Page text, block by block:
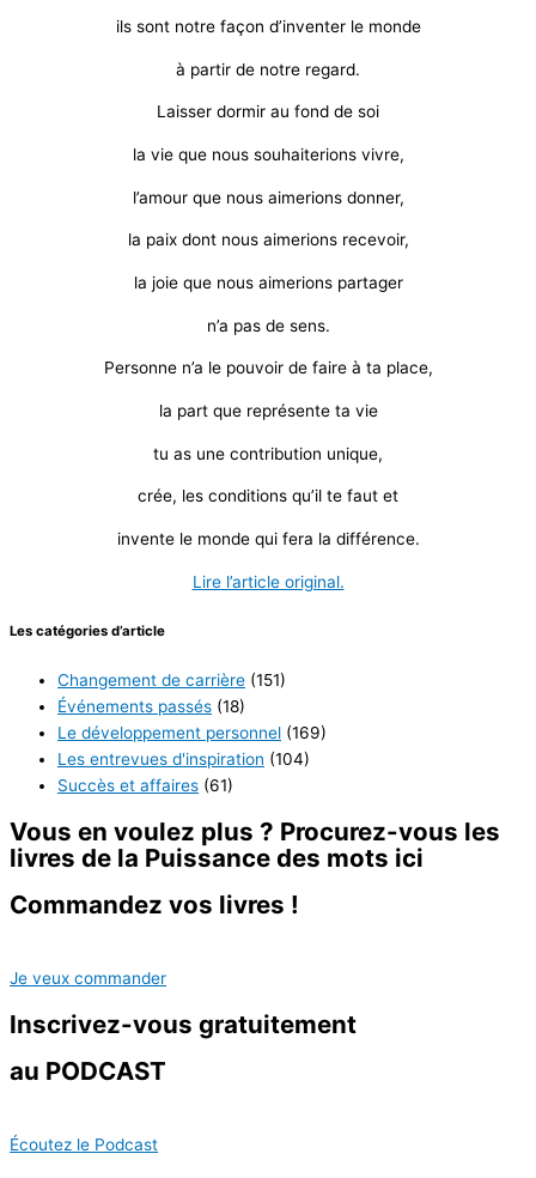
ils sont notre façon d’inventer le monde
à partir de notre regard.
Laisser dormir au fond de soi
la vie que nous souhaiterions vivre,
l’amour que nous aimerions donner,
la paix dont nous aimerions recevoir,
la joie que nous aimerions partager
n’a pas de sens.
Personne n’a le pouvoir de faire à ta place,
la part que représente ta vie
tu as une contribution unique,
crée, les conditions qu’il te faut et
invente le monde qui fera la différence.
Lire l’article original.
Les catégories d’article
Changement de carrière (151)
Événements passés (18)
Le développement personnel (169)
Les entrevues d'inspiration (104)
Succès et affaires (61)
Vous en voulez plus ? Procurez-vous les
livres de la Puissance des mots ici
Commandez vos livres !
Je veux commander
Inscrivez-vous gratuitement
au PODCAST
Écoutez le Podcast